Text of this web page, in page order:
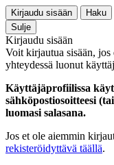
Kirjaudu sisään
Haku
Sulje
Kirjaudu sisään
Voit kirjautua sisään,
yhteydessä luonut
Käyttäjäprofiilissa
sähköpostiosoitteesi
luomasi salasana.
Jos et ole aiemmin
rekisteröidyttävä täällä.